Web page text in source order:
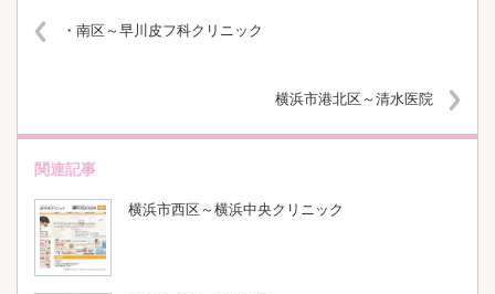
・南区～早川皮フ科クリニック
横浜市港北区～清水医院
関連記事
横浜市西区～横浜中央クリニック